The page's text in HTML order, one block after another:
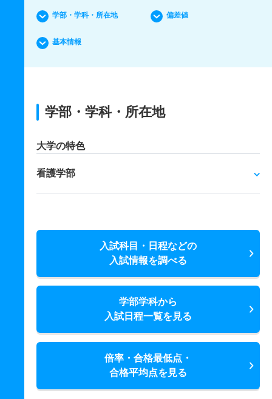
学部・学科・所在地 偏差値
基本情報
学部・学科・所在地
大学の特色
看護学部
入試科目・日程などの
入試情報を調べる
学部学科から
入試日程一覧を見る
倍率・合格最低点・
合格平均点を見る